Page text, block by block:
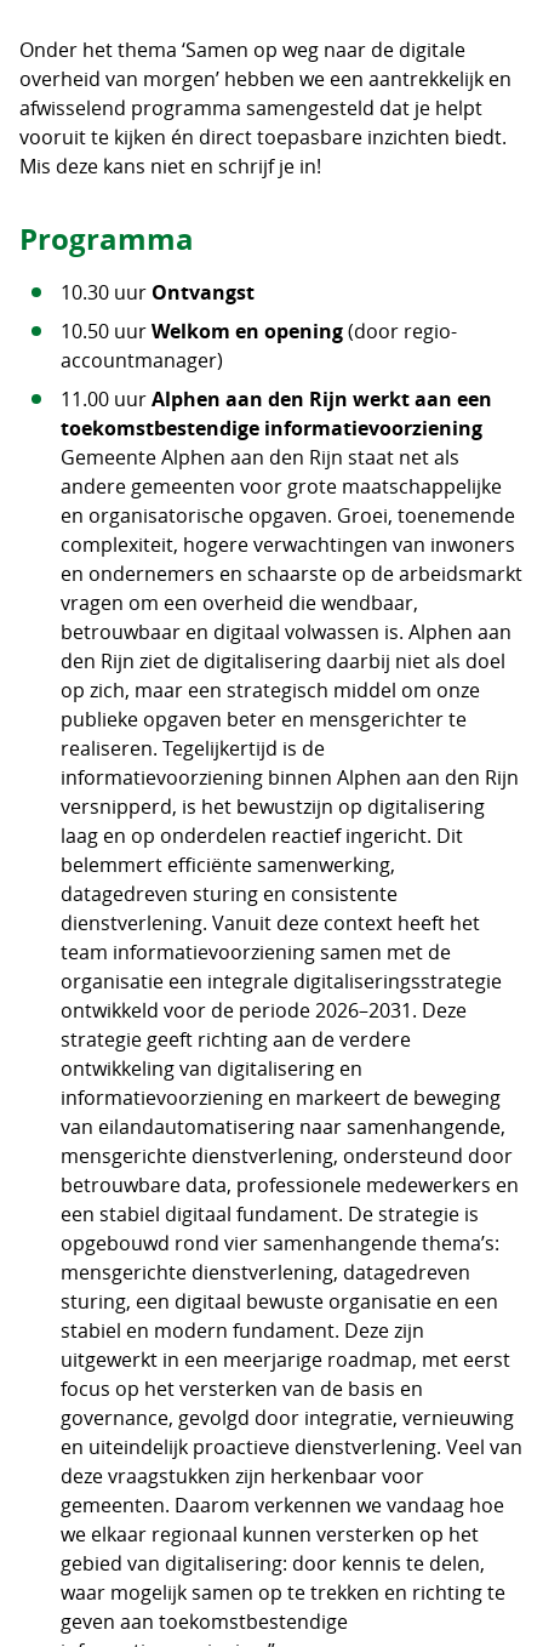
Onder het thema ‘Samen op weg naar de digitale
overheid van morgen’ hebben we een aantrekkelijk en
afwisselend programma samengesteld dat je helpt
vooruit te kijken én direct toepasbare inzichten biedt.
Mis deze kans niet en schrijf je in!
Programma
10.30 uur Ontvangst
10.50 uurWelkom en opening(door regio-
accountmanager)
11.00 uurAlphen aan den Rijn werkt aan een
toekomstbestendige informatievoorziening
Gemeente Alphen aan den Rijn staat net als
andere gemeenten voor grote maatschappelijke
en organisatorische opgaven. Groei, toenemende
complexiteit, hogere verwachtingen van inwoners
en ondernemers en schaarste op de arbeidsmarkt
vragen om een overheid die wendbaar,
betrouwbaar en digitaal volwassen is. Alphen aan
den Rijn ziet de digitalisering daarbij niet als doel
op zich, maar een strategisch middel om onze
publieke opgaven beter en mensgerichter te
realiseren. Tegelijkertijd is de
informatievoorziening binnen Alphen aan den Rijn
versnipperd, is het bewustzijn op digitalisering
laag en op onderdelen reactief ingericht. Dit
belemmert efficiënte samenwerking,
datagedreven sturing en consistente
dienstverlening. Vanuit deze context heeft het
team informatievoorziening samen met de
organisatie een integrale digitaliseringsstrategie
ontwikkeld voor de periode 2026–2031. Deze
strategie geeft richting aan de verdere
ontwikkeling van digitalisering en
informatievoorziening en markeert de beweging
van eilandautomatisering naar samenhangende,
mensgerichte dienstverlening, ondersteund door
betrouwbare data, professionele medewerkers en
een stabiel digitaal fundament. De strategie is
opgebouwd rond vier samenhangende thema’s:
mensgerichte dienstverlening, datagedreven
sturing, een digitaal bewuste organisatie en een
stabiel en modern fundament. Deze zijn
uitgewerkt in een meerjarige roadmap, met eerst
focus op het versterken van de basis en
governance, gevolgd door integratie, vernieuwing
en uiteindelijk proactieve dienstverlening. Veel van
deze vraagstukken zijn herkenbaar voor
gemeenten. Daarom verkennen we vandaag hoe
we elkaar regionaal kunnen versterken op het
gebied van digitalisering: door kennis te delen,
waar mogelijk samen op te trekken en richting te
geven aan toekomstbestendige